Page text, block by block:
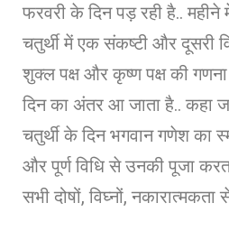
फरवरी के दिन पड़ रही है.. महीने
चतुर्थी में एक संकष्टी और दूसरी
शुक्ल पक्ष और कृष्ण पक्ष की
दिन का अंतर आ जाता है.. कहा
चतुर्थी के दिन भगवान गणेश का
और पूर्ण विधि से उनकी पूजा
सभी दोषों, विघ्नों,